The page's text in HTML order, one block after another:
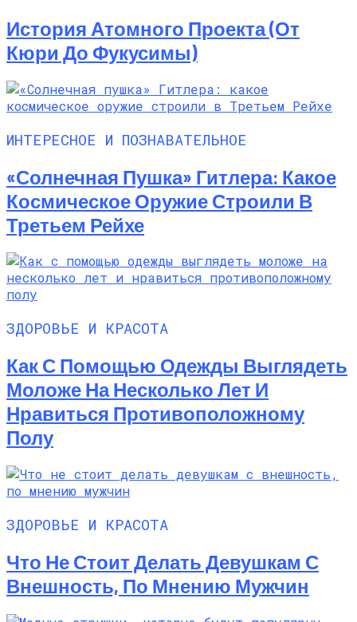
История Атомного Проекта (от
Кюри До Фукусимы)
ИНТЕРЕСНОЕ И ПОЗНАВАТЕЛЬНОЕ
«Солнечная Пушка» Гитлера: Какое
Космическое Оружие Строили В
Третьем Рейхе
ЗДОРОВЬЕ И КРАСОТА
Как С Помощью Одежды Выглядеть
Моложе На Несколько Лет И
Нравиться Противоположному
Полу
ЗДОРОВЬЕ И КРАСОТА
Что Не Стоит Делать Девушкам С
Внешность, По Мнению Мужчин